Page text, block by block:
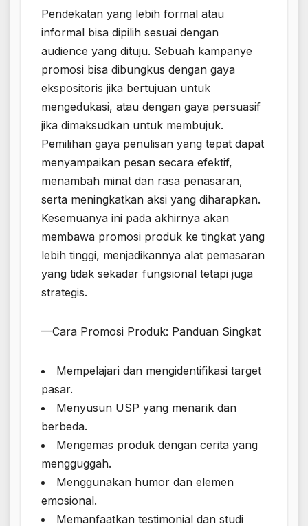
Pendekatan yang lebih formal atau
informal bisa dipilih sesuai dengan
audience yang dituju. Sebuah kampanye
promosi bisa dibungkus dengan gaya
ekspositoris jika bertujuan untuk
mengedukasi, atau dengan gaya persuasif
jika dimaksudkan untuk membujuk.
Pemilihan gaya penulisan yang tepat dapat
menyampaikan pesan secara efektif,
menambah minat dan rasa penasaran,
serta meningkatkan aksi yang diharapkan.
Kesemuanya ini pada akhirnya akan
membawa promosi produk ke tingkat yang
lebih tinggi, menjadikannya alat pemasaran
yang tidak sekadar fungsional tetapi juga
strategis.
—Cara Promosi Produk: Panduan Singkat
Mempelajari dan mengidentifikasi target
pasar.
Menyusun USP yang menarik dan
berbeda.
Mengemas produk dengan cerita yang
mengguggah.
Menggunakan humor dan elemen
emosional.
Memanfaatkan testimonial dan studi